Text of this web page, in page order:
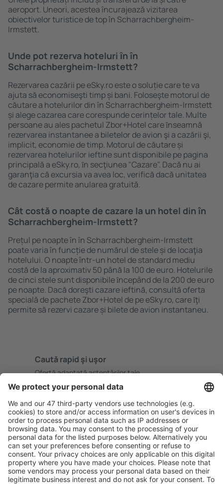
aeroport. Uneori, acestea încurajează vizitarea
obiectivelor turistice de top în Scharrachbergheim-
Irmstett.
Unde pot rezerva hoteluri ȋn în
Scharrachbergheim-Irmstett?
Rezervarea cazării pe eSky.ro este o soluție care te va
ajuta să economiseşti timp și bani. Foloseşte motorul de
căutare a hotelurilor din în Scharrachbergheim-Irmstett
și alege cazarea care corespunde cerințelor tale. Multe
persoane au ales pachetul Zbor+Hotel care ȋnseamnă
rezervarea instantanee a biletelor de avion şi a cazării şi,
implicit, economie de timp. Motorul de căutare și
rezervarea hotelurilor ieftine sunt disponibile pe pagina
principală a eSky.ro, ȋn secţiunea "Cazare". Dacă nu ai
garanţia că excursia va avea loc, verifică dacă unitatea
de cazare permite anularea gratuită.
Cât costă o noapte de cazare la un hotel din în
Scharrachbergheim-Irmstett?
Prețul pe noapte în în Scharrachbergheim-Irmstett
poate varia în funcție de numărul de stele și de locaţia
hotelului. O noapte într-un hotel de standard mediu
costă de la aproximativ 50 până la 100 de euro. Hotelurile
de cinci stele sunt disponibile ȋncepând de la 200 de euro
pe noapte. Dacă doreşti cazare ieftină, consultă oferta
specială de pachete Zbor+Hotel de pe eSky.ro, care ȋţi
permite să rezervi cazare și bilete de avion instantaneu.
Caută rapid şi uşor
Ofertă adaptată aşteptărilor tale.
Planifică ȋn siguranţă
Rezervare fără griji cu opțiune gratuită de anulare.
Economiseşte mai mult
Prețuri atractive și oferte speciale pentru utilizatorii
conectați.